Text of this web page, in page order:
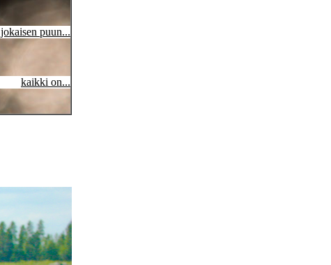
jokaisen puun...
kaikki on...